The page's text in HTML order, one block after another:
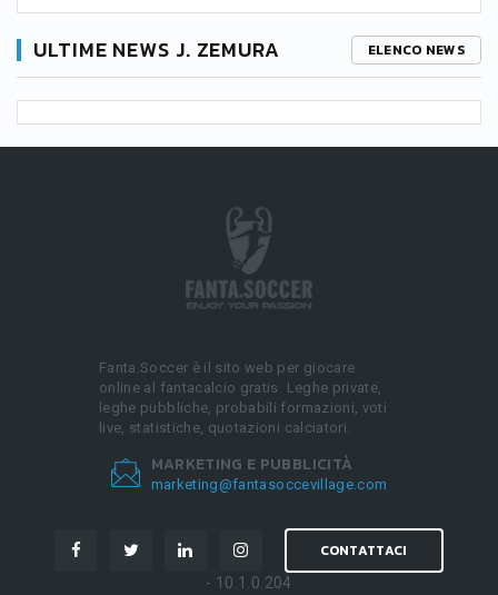
ULTIME NEWS J. ZEMURA ELENCO NEWS
Fanta.Soccer è il sito web per giocare
online al fantacalcio gratis. Leghe private,
leghe pubbliche, probabili formazioni, voti
live, statistiche, quotazioni calciatori.
MARKETING E PUBBLICITÀ
marketing@fantasoccevillage.com
CONTATTACI
- 10.1.0.204